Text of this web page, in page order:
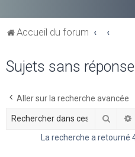
Accueil du forum
Sujets sans réponse
Aller sur la recherche avancée
La recherche a retourné